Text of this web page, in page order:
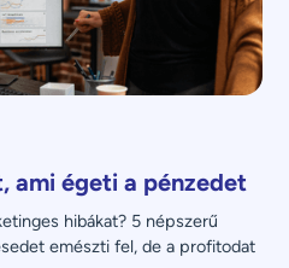
ami égeti a pénzedet
hibákat? 5 népszerű
emészti fel, de a profitodat